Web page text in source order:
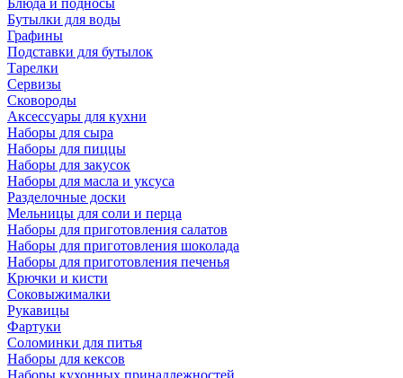
Блюда и подносы
Бутылки для воды
Графины
Подставки для бутылок
Тарелки
Сервизы
Сковороды
Аксессуары для кухни
Наборы для сыра
Наборы для пиццы
Наборы для закусок
Наборы для масла и уксуса
Разделочные доски
Мельницы для соли и перца
Наборы для приготовления салатов
Наборы для приготовления шоколада
Наборы для приготовления печенья
Крючки и кисти
Соковыжималки
Рукавицы
Фартуки
Соломинки для питья
Наборы для кексов
Наборы кухонных принадлежностей